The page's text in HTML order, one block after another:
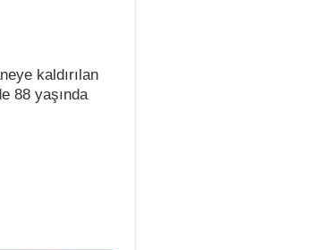
kaldırılan
88 yaşında